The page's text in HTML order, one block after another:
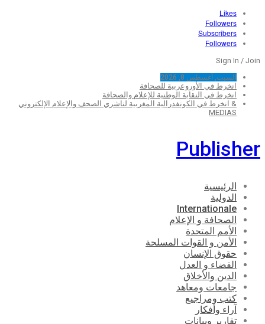
Likes
Followers
Subscribers
Followers
Sign In / Join
السبت, أغسطس 8, 2026
انخرط في الأوروعربية للصحافة
انخرط في النقابة الوطنية للإعلام والصحافة
& انخرط في الكونفدرالية المغربية لناشري الصحف والإعلام الإلكتروني
MEDIAS
Publisher
الرئيسية
الدولية
Internationale
الصحافة و الإعلام
الأمم المتحدة
الأمن و القوات المسلحة
حقوق الإنسان
القضاء و العدل
الدين والأخلاق
جامعات ومعاهد
كتب ومراجيع
آراء وأفكار
تقارير وبيانات